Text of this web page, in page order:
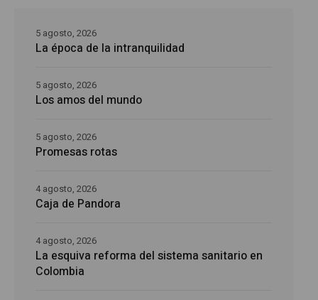
La época de la intranquilidad
5 agosto, 2026
Los amos del mundo
5 agosto, 2026
Promesas rotas
5 agosto, 2026
Caja de Pandora
4 agosto, 2026
La esquiva reforma del sistema sanitario en
Colombia
4 agosto, 2026